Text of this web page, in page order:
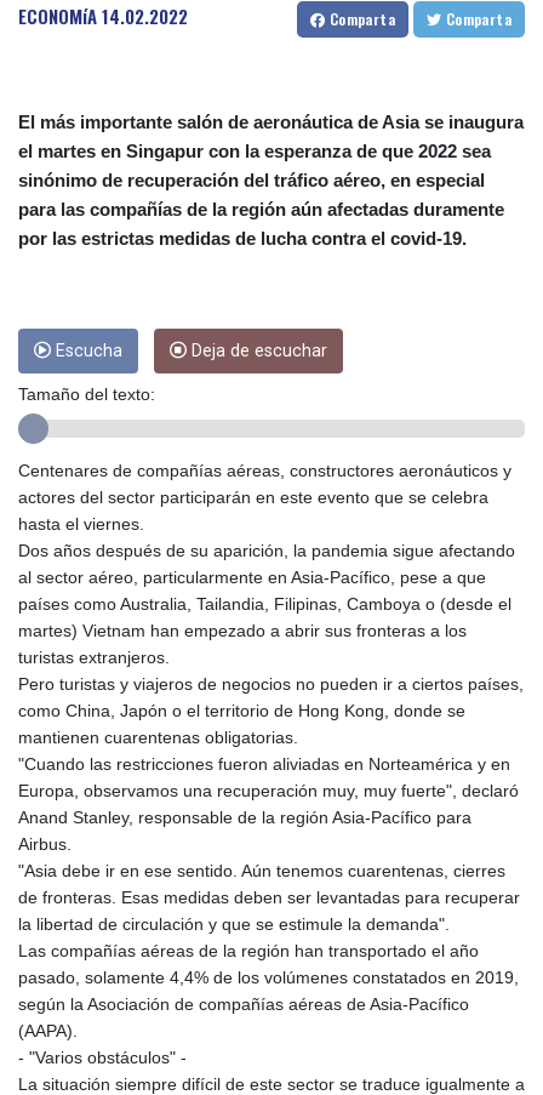
CLP 915.73976
CNY 6.74905
CRC 454.762008
CUC 1
CUP 26.5
CVE 96.14969
EUR 0.867798
FJD 2.21445
FKP 0.742819
GEL 2.61501
GGP 0.742819
GHS 11.735027
GIP 0.742819
GNF
8780.000133
GYD 209.158083
HKD 7.844899
HNL 26.796086
HTG 130.718954
HUF 316.379501
IDR 17916
ILS 3.007703
IMP 0.742819
INR 95.281598
IRR
ECONOMíA14.02.2022 Comparta Comparta
El más importante salón de aeronáutica de Asia se inaugura
el martes en Singapur con la esperanza de que 2022 sea
sinónimo de recuperación del tráfico aéreo, en especial
para las compañías de la región aún afectadas duramente
por las estrictas medidas de lucha contra el covid-19.
Escucha Deja de escuchar
Tamaño del texto:
Centenares de compañías aéreas, constructores aeronáuticos y
actores del sector participarán en este evento que se celebra
hasta el viernes.
Dos años después de su aparición, la pandemia sigue afectando
al sector aéreo, particularmente en Asia-Pacífico, pese a que
países como Australia, Tailandia, Filipinas, Camboya o (desde el
martes) Vietnam han empezado a abrir sus fronteras a los
turistas extranjeros.
Pero turistas y viajeros de negocios no pueden ir a ciertos países,
como China, Japón o el territorio de Hong Kong, donde se
mantienen cuarentenas obligatorias.
"Cuando las restricciones fueron aliviadas en Norteamérica y en
Europa, observamos una recuperación muy, muy fuerte", declaró
Anand Stanley, responsable de la región Asia-Pacífico para
Airbus.
"Asia debe ir en ese sentido. Aún tenemos cuarentenas, cierres
de fronteras. Esas medidas deben ser levantadas para recuperar
la libertad de circulación y que se estimule la demanda".
Las compañías aéreas de la región han transportado el año
pasado, solamente 4,4% de los volúmenes constatados en 2019,
según la Asociación de compañías aéreas de Asia-Pacífico
(AAPA).
- "Varios obstáculos" -
La situación siempre difícil de este sector se traduce igualmente a